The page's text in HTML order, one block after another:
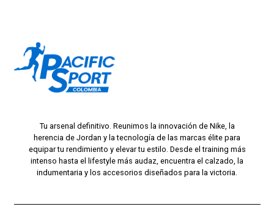
Tu arsenal definitivo. Reunimos la innovación de Nike, la
herencia de Jordan y la tecnología de las marcas élite para
equipar tu rendimiento y elevar tu estilo. Desde el training más
intenso hasta el lifestyle más audaz, encuentra el calzado, la
indumentaria y los accesorios diseñados para la victoria.